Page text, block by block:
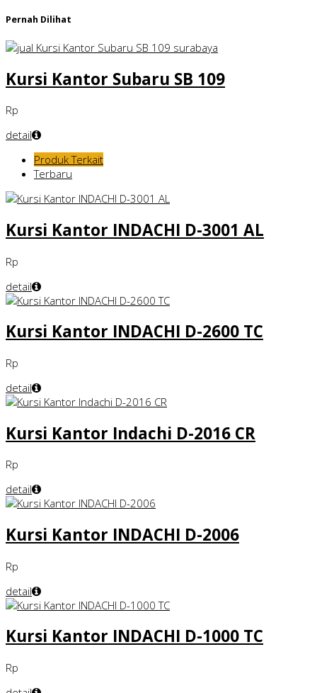
Pernah Dilihat
Kursi Kantor Subaru SB 109
Rp
detail
Produk Terkait
Terbaru
Kursi Kantor INDACHI D-3001 AL
Rp
detail
Kursi Kantor INDACHI D-2600 TC
Rp
detail
Kursi Kantor Indachi D-2016 CR
Rp
detail
Kursi Kantor INDACHI D-2006
Rp
detail
Kursi Kantor INDACHI D-1000 TC
Rp